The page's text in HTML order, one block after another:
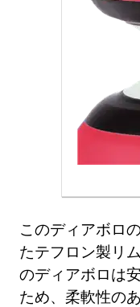
このディアボロ
たテフロン製リ
のディアボロは
ため、柔軟性の